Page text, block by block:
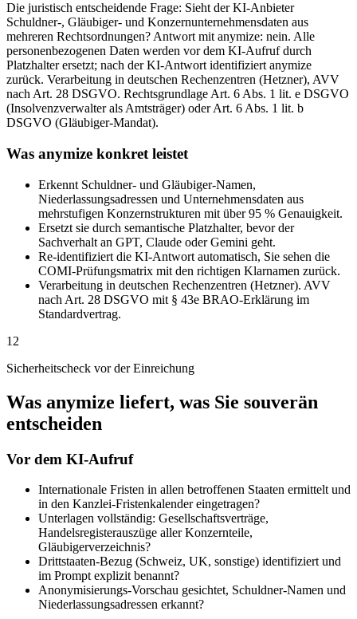
Die juristisch entscheidende Frage: Sieht der KI-Anbieter
Schuldner-, Gläubiger- und Konzernunternehmensdaten aus
mehreren Rechtsordnungen? Antwort mit anymize: nein. Alle
personenbezogenen Daten werden vor dem KI-Aufruf durch
Platzhalter ersetzt; nach der KI-Antwort identifiziert anymize
zurück. Verarbeitung in deutschen Rechenzentren (Hetzner), AVV
nach Art. 28 DSGVO. Rechtsgrundlage Art. 6 Abs. 1 lit. e DSGVO
(Insolvenzverwalter als Amtsträger) oder Art. 6 Abs. 1 lit. b
DSGVO (Gläubiger-Mandat).
Was anymize konkret leistet
Erkennt Schuldner- und Gläubiger-Namen,
Niederlassungsadressen und Unternehmensdaten aus
mehrstufigen Konzernstrukturen mit über 95 % Genauigkeit.
Ersetzt sie durch semantische Platzhalter, bevor der
Sachverhalt an GPT, Claude oder Gemini geht.
Re-identifiziert die KI-Antwort automatisch, Sie sehen die
COMI-Prüfungsmatrix mit den richtigen Klarnamen zurück.
Verarbeitung in deutschen Rechenzentren (Hetzner). AVV
nach Art. 28 DSGVO mit § 43e BRAO-Erklärung im
Standardvertrag.
12
Sicherheitscheck vor der Einreichung
Was anymize liefert, was Sie souverän
entscheiden
Vor dem KI-Aufruf
Internationale Fristen in allen betroffenen Staaten ermittelt und
in den Kanzlei-Fristenkalender eingetragen?
Unterlagen vollständig: Gesellschaftsverträge,
Handelsregisterauszüge aller Konzernteile,
Gläubigerverzeichnis?
Drittstaaten-Bezug (Schweiz, UK, sonstige) identifiziert und
im Prompt explizit benannt?
Anonymisierungs-Vorschau gesichtet, Schuldner-Namen und
Niederlassungsadressen erkannt?